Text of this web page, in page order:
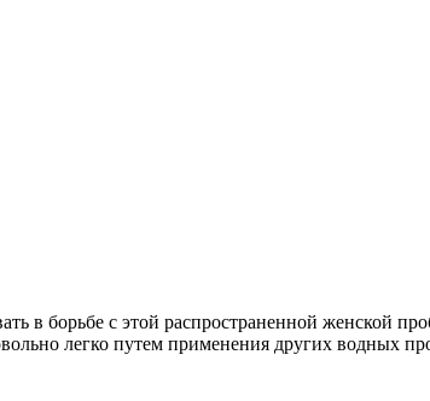
в борьбе с этой распространенной женской
легко путем применения других водных